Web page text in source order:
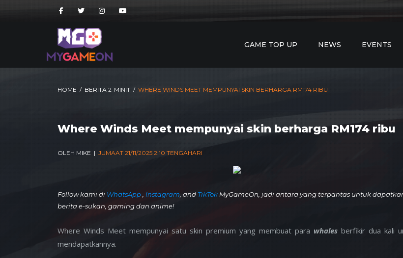
GAME TOP UP NEWS EVENTS
HOME / BERITA 2-MINIT / WHERE WINDS MEET MEMPUNYAI SKIN BERHARGA RM174 RIBU
Where Winds Meet mempunyai skin berharga RM174 ribu
OLEH MIKE | JUMAAT 21/11/2025 2:10 TENGAHARI
Follow kami di WhatsApp Instagram , and TikTok MyGameOn, jadi antara yang terpantas untuk
berita e-sukan, gaming dan anime!
Where Winds Meet mempunyai satu skin premium yang membuat para whales berfikir dua kali
mendapatkannya.